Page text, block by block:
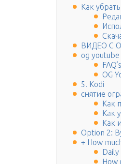
Как
ВИДЕО С
og youtube
OG
5. Kodi
снятие
Как
Как
Как
Option 2:
+ How
How